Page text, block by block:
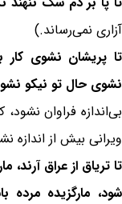
آزاری نمی‌رساند.)
تا پریشان نشوی
نشوی حال تو نیکو
بی‌اندازه فراوان
ویرانی بیش از اندازه
تا تریاق از عراق آرند،
شود، مارگزیده